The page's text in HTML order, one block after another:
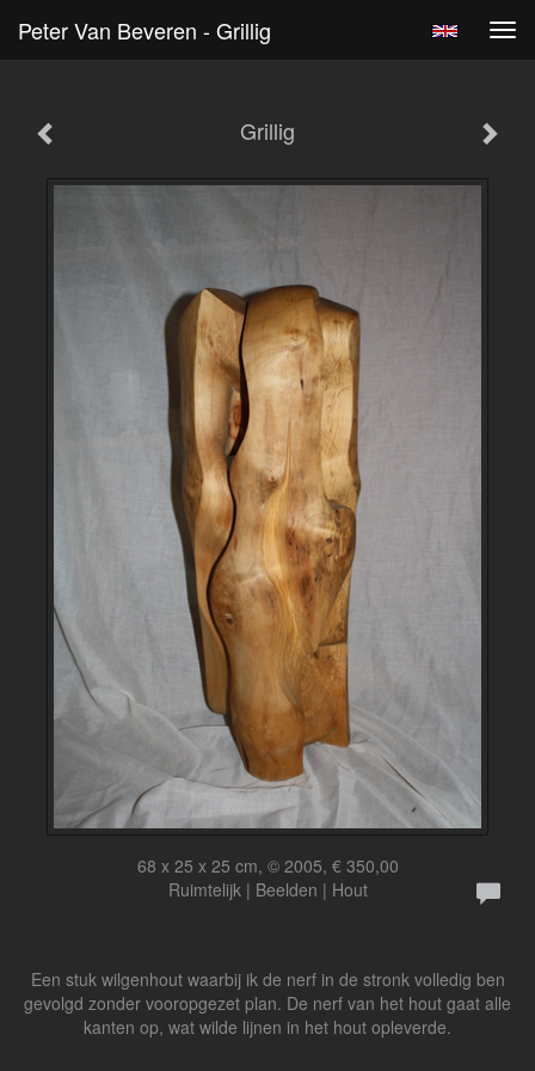
Peter Van Beveren - Grillig
Grillig
68 x 25 x 25 cm, © 2005, € 350,00
Ruimtelijk | Beelden | Hout
Een stuk wilgenhout waarbij ik de nerf in de stronk volledig ben
gevolgd zonder vooropgezet plan. De nerf van het hout gaat alle
kanten op, wat wilde lijnen in het hout opleverde.